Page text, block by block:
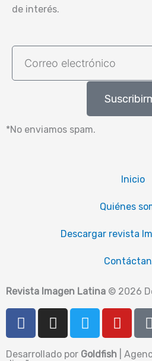
de interés.
electrónico
*No enviamos spam.
Inicio
Quiénes
Descargar revista
Revista Imagen Latina © 2026
F
a
I
n
T
w
Y
o
u
T
i
Desarrollado por Goldfish |